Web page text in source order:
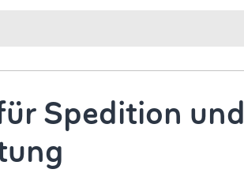
Spedition und